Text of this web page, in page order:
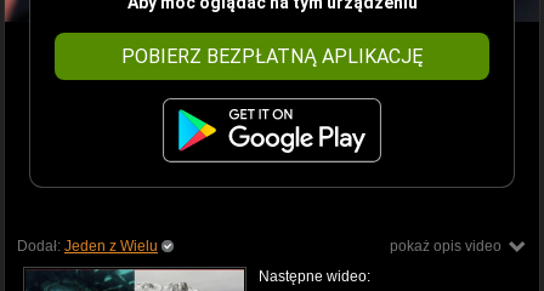
POBIERZ BEZPŁATNĄ APLIKACJĘ
pokaż opis video
Dodał: Jeden z Wielu
Następne wideo: